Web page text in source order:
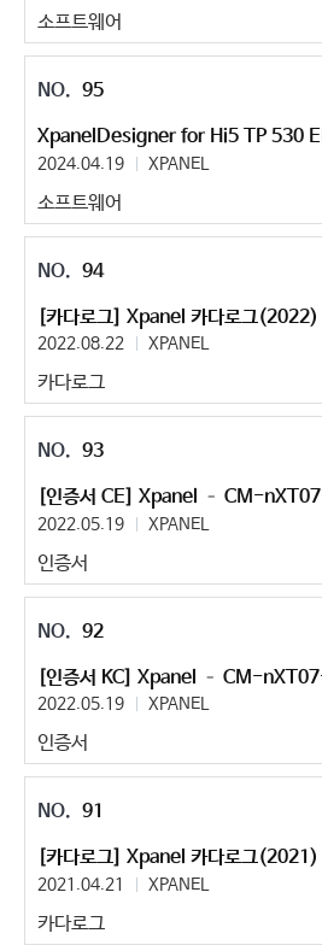
소프트웨어
95
XpanelDesigner for Hi5 TP 530
2024.04.19 XPANEL
소프트웨어
94
[카다로그] Xpanel 카다로그
2022.08.22 XPANEL
카다로그
93
[인증서 CE] Xpanel – CM-
2022.05.19 XPANEL
인증서
92
[인증서 KC] Xpanel – CM-
2022.05.19 XPANEL
인증서
91
[카다로그] Xpanel 카다로그
2021.04.21 XPANEL
카다로그